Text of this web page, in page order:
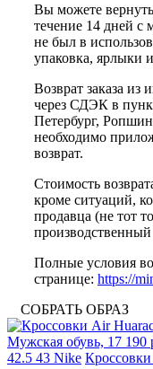
Вы можете
течение 14 дней с
не был в
упаковка, ярлыки
Возврат заказа из
через СДЭК в
Петербург,
необходимо
возврат.
Стоимость
кроме ситуаций,
продавца (не тот
производственный
Полные условия
странице: https://
СОБРАТЬ ОБРАЗ
42.5 43 Nike